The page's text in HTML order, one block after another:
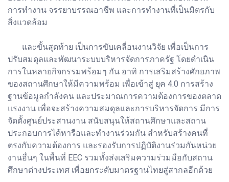
การทำงาน จรรยาบรรณอาชีพ และการทำงานที่เป็นมิตรกับ
สิ่งแวดล้อม
และขั้นสุดท้าย เป็นการขับเคลื่อนงานวิจัย เพื่อเป็นการ
ปรับสมดุลและพัฒนาระบบบริหารจัดการภาครัฐ โดยดำเนิน
การในหลายกิจกรรมพร้อมๆ กัน อาทิ การเสริมสร้างศักยภาพ
ของสถานศึกษาให้มีความพร้อม เพื่อเข้าสู่ ยุค 4.0 การสร้าง
ฐานข้อมูลกำลังคน และประมาณการความต้องการของตลาด
แรงงาน เพื่อจะสร้างความสมดุลและการบริหารจัดการ มีการ
จัดตั้งศูนย์ประสานงาน สนับสนุนให้สถานศึกษาและสถาน
ประกอบการได้หารือและทำงานร่วมกัน สำหรับสร้างคนที่
ตรงกับความต้องการ และรองรับการปฏิบัติงานร่วมกันหน่วย
งานอื่นๆ ในพื้นที่ EEC รวมทั้งส่งเสริมความร่วมมือกับสถาน
ศึกษาต่างประเทศ เพื่อยกระดับมาตรฐานไทยสู่สากลอีกด้วย